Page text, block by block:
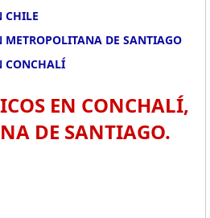
CHILE
METROPOLITANA DE SANTIAGO
CONCHALÍ
EN CONCHALÍ,
DE SANTIAGO.